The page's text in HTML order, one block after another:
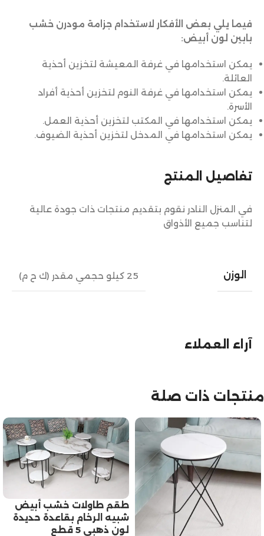
تفاصيل المنتج
في المنزل النادر نقوم بتقديم منتجات ذات جودة عالية
لتناسب جميع الأذواق
الوزن 25 كيلو حجمي مقدر (ك ح م)
فيما يلي بعض الأفكار لاستخدام جزامة مودرن خشب
بابين لون أبيض:
يمكن استخدامها في غرفة المعيشة لتخزين أحذية
العائلة.
يمكن استخدامها في غرفة النوم لتخزين أحذية أفراد
الأسرة.
يمكن استخدامها في المكتب لتخزين أحذية العمل.
يمكن استخدامها في المدخل لتخزين أحذية الضيوف.
آراء العملاء
منتجات ذات صلة
طقم طاولات خشب أبيض
شبيه الرخام بقاعدة حديدة
لون ذهبي 5 قطع